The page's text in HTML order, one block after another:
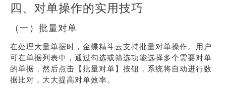
四、对单操作的实用技巧
（一）批量对单
在处理大量单据时，金蝶精斗云支持批量对单操作。用户
可在单据列表中，通过勾选或筛选功能选择多个需要对单
的单据，然后点击【批量对单】按钮，系统将自动进行数
据比对，大大提高对单效率。